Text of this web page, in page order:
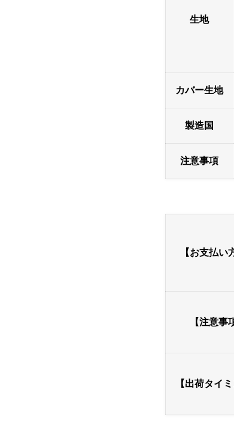
生地
カバー生地
製造国
注意事項
【お支払い
【注意事
【出荷タイミ